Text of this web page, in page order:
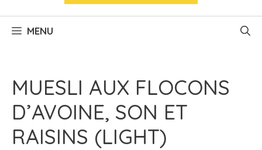
MENU
MUESLI AUX FLOCONS
D’AVOINE, SON ET
RAISINS (LIGHT)